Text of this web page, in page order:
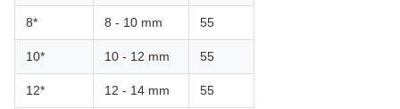
8* 8 - 10 mm 55
10* 10 - 12 mm 55
12* 12 - 14 mm 55